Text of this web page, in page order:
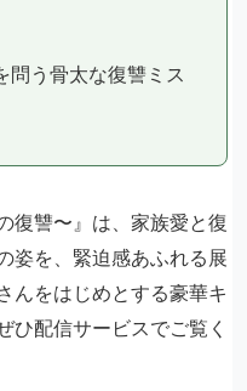
問う骨太な復讐ミス
復讐〜』は、家族愛と復
姿を、緊迫感あふれる展
んをはじめとする豪華キ
ひ配信サービスでご覧く